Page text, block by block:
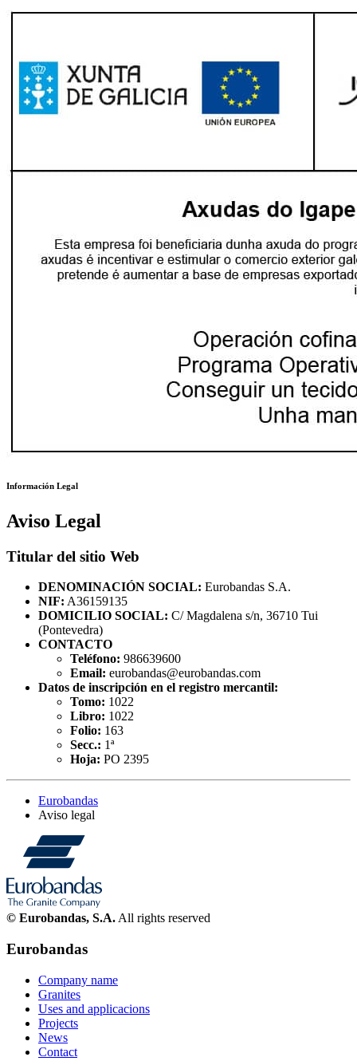
Información Legal
Aviso Legal
Titular del sitio Web
DENOMINACIÓN SOCIAL: Eurobandas S.A.
NIF: A36159135
DOMICILIO SOCIAL: C/ Magdalena s/n, 36710 Tui
(Pontevedra)
CONTACTO
Teléfono: 986639600
Email: eurobandas@eurobandas.com
Datos de inscripción en el registro mercantil:
Tomo: 1022
Libro: 1022
Folio: 163
Secc.: 1ª
Hoja: PO 2395
Eurobandas
Aviso legal
© Eurobandas, S.A. All rights reserved
Eurobandas
Company name
Granites
Uses and applicacions
Projects
News
Contact